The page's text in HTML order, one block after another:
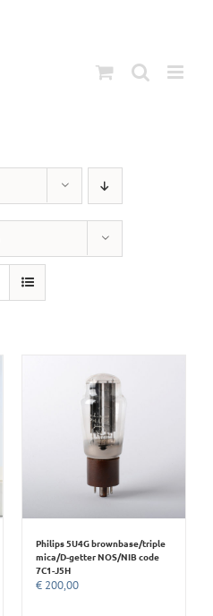
Philips 5U4G brownbase/triple
mica/D-getter NOS/NIB code
7C1-J5H
€ 200,00